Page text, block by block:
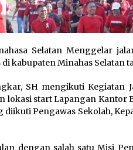
Selatan Menggelar
kabupaten Minahas Selatan
SH mengikuti Kegiatan
lokasi start Lapangan Kantor
Pengawas Sekolah,
dengan salah satu Misi